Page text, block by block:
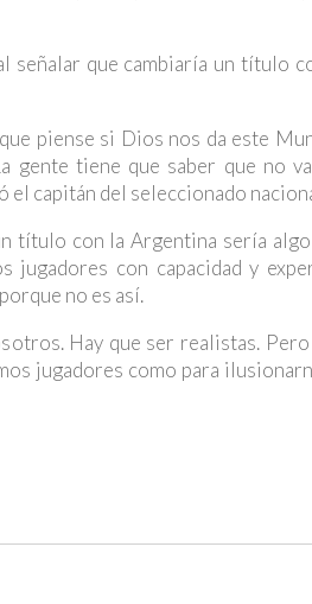
señalar que cambiaría un título
piense si Dios nos da este
gente tiene que saber que no
el capitán del seleccionado
título con la Argentina sería algo
jugadores con capacidad y
no es así.
Hay que ser realistas.
jugadores como para